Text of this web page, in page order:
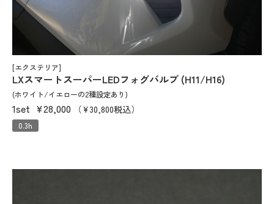
[エクステリア]
LXスマートスーパーLEDフォグバルブ (H11/H16)
(ホワイト/イエローの2種設定あり)
1set ¥28,000 （¥30,800税込）
0.3h